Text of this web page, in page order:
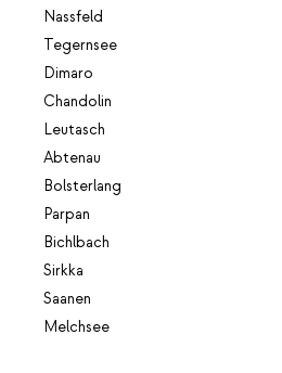
Nassfeld
Tegernsee
Dimaro
Chandolin
Leutasch
Abtenau
Bolsterlang
Parpan
Bichlbach
Sirkka
Saanen
Melchsee